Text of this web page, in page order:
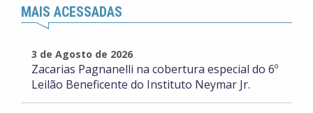
MAIS ACESSADAS
3 de Agosto de 2026
Zacarias Pagnanelli na cobertura especial do 6º
Leilão Beneficente do Instituto Neymar Jr.